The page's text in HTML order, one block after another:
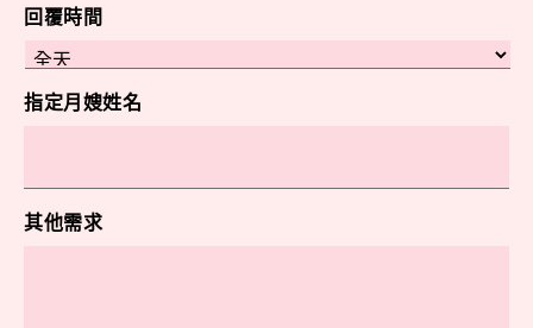
回覆時間
指定月嫂姓名
其他需求